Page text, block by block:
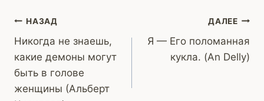
Навигация
по
записям
НАЗАД
Никогда не знаешь,
какие демоны могут
быть в голове
женщины (Альберт
ДАЛЕЕ
Я — Его поломанная
кукла. (An Delly)